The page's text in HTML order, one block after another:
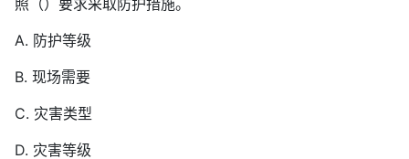
照（）要求采取防护措施。
A. 防护等级
B. 现场需要
C. 灾害类型
D. 灾害等级